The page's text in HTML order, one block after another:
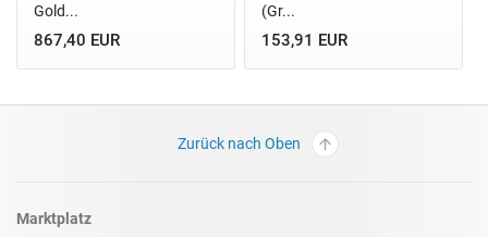
Gold...
867,40 EUR
(Gr...
153,91 EUR
Zurück nach Oben
Marktplatz